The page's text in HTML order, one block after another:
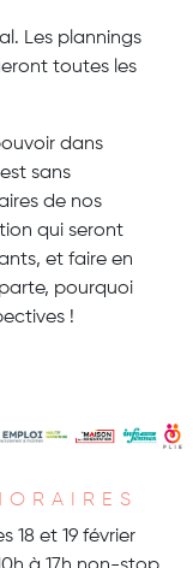
Les plannings
toutes les
dans
sans
de nos
qui seront
et faire en
pourquoi
!
18 et 19 février